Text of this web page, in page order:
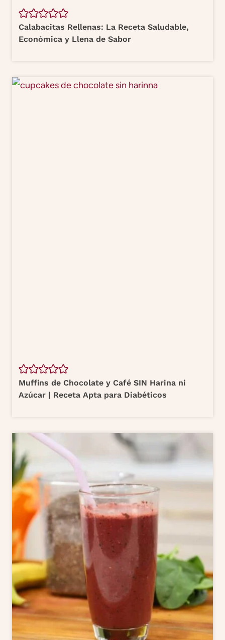
Calabacitas Rellenas: La Receta Saludable,
Económica y Llena de Sabor
Muffins de Chocolate y Café SIN Harina ni
Azúcar | Receta Apta para Diabéticos